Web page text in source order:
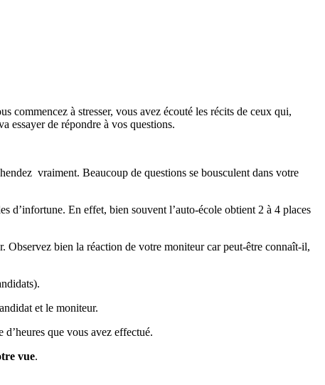
commencez à stresser, vous avez écouté les récits de ceux qui,
essayer de répondre à vos questions.
vraiment. Beaucoup de questions se bousculent dans votre
d’infortune. En effet, bien souvent l’auto-école obtient 2 à 4 places
Observez bien la réaction de votre moniteur car peut-être connaît-il,
et le moniteur.
que vous avez effectué.
vue.